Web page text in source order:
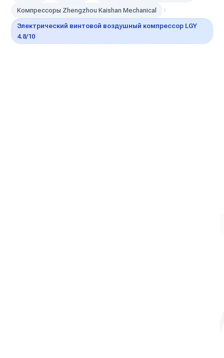
Компрессоры Zhengzhou Kaishan Mechanical ›
Электрический винтовой воздушный компрессор LGY
4.8/10